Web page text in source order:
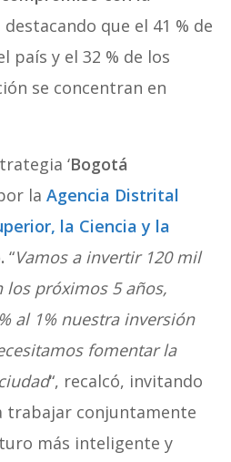
destacando que el 41 % de
país y el 32 % de los
se concentran en
‘Bogotá
laAgencia Distrital
la Ciencia y la
“Vamos a invertir 120 mil
los próximos 5 años,
al 1% nuestra inversión
fomentar la
“, recalcó, invitando
trabajar conjuntamente
más inteligente y